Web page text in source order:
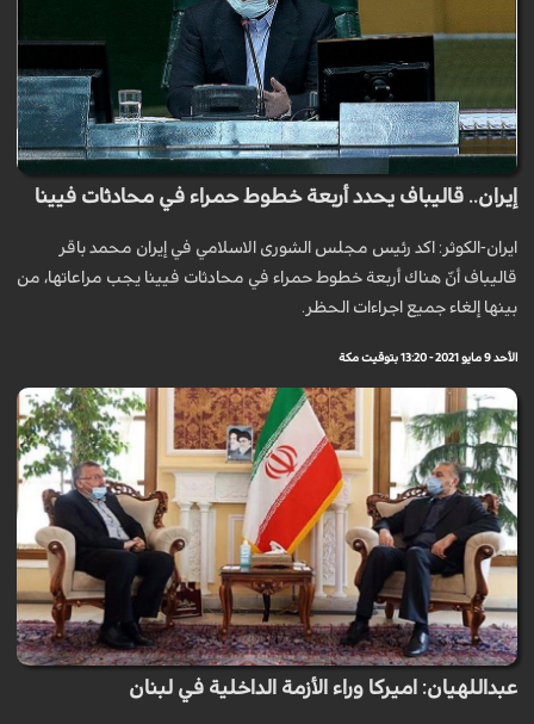
إيران.. قاليباف يحدد أربعة خطوط حمراء في محادثات فيينا
ايران-الكوثر: اكد رئيس مجلس الشورى الاسلامي في إيران محمد باقر
قاليباف أنّ هناك أربعة خطوط حمراء في محادثات فيينا يجب مراعاتها، من
بينها إلغاء جميع اجراءات الحظر.
الأحد 9 مايو 2021 - 13:20 بتوقيت مكة
عبداللهيان: اميركا وراء الأزمة الداخلية في لبنان